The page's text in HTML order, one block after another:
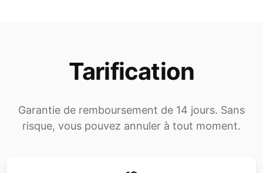
Tarification
Garantie de remboursement de 14 jours. Sans
risque, vous pouvez annuler à tout moment.